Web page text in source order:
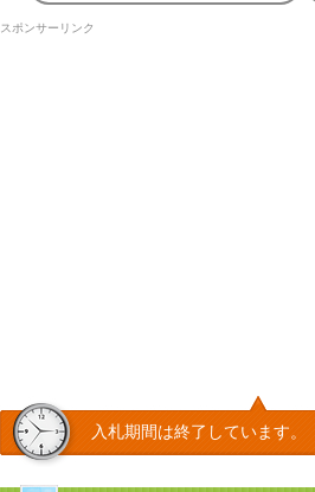
スポンサーリンク
入札期間は終了しています。